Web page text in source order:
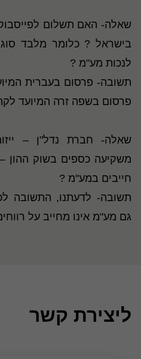
שאלה- האם תשלום
בישראל ? כלומר מלבד
לנכות מע"מ ?
תשובה- פרסום בעברית
פרסום בשפה זרה המיועד
שאלה- חברת נדל"ן –
משקיעה כספים בשוק ההון
חייבים במע"מ ?
תשובה- לדעתנו, התשובה
גם מע"מ אינו מחייב על
ליצירת קשר